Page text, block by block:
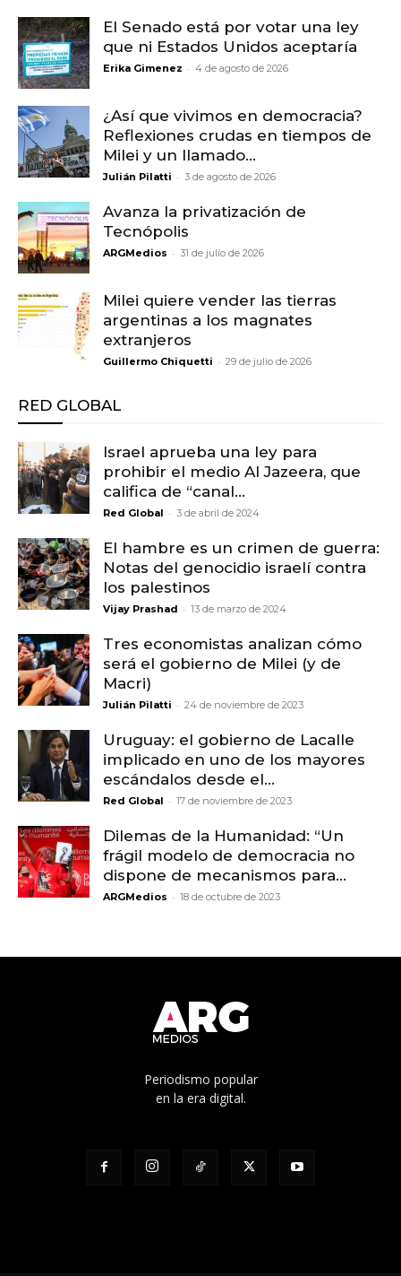
El Senado está por votar una ley
que ni Estados Unidos aceptaría
Erika Gimenez - 4 de agosto de 2026
¿Así que vivimos en democracia?
Reflexiones crudas en tiempos de
Milei y un llamado...
Julián Pilatti - 3 de agosto de 2026
Avanza la privatización de
Tecnópolis
ARGMedios - 31 de julio de 2026
Milei quiere vender las tierras
argentinas a los magnates
extranjeros
Guillermo Chiquetti - 29 de julio de 2026
RED GLOBAL
Israel aprueba una ley para
prohibir el medio Al Jazeera, que
califica de “canal...
Red Global - 3 de abril de 2024
El hambre es un crimen de guerra:
Notas del genocidio israelí contra
los palestinos
Vijay Prashad - 13 de marzo de 2024
Tres economistas analizan cómo
será el gobierno de Milei (y de
Macri)
Julián Pilatti - 24 de noviembre de 2023
Uruguay: el gobierno de Lacalle
implicado en uno de los mayores
escándalos desde el...
Red Global - 17 de noviembre de 2023
Dilemas de la Humanidad: “Un
frágil modelo de democracia no
dispone de mecanismos para...
ARGMedios - 18 de octubre de 2023
Periodismo popular
en la era digital.